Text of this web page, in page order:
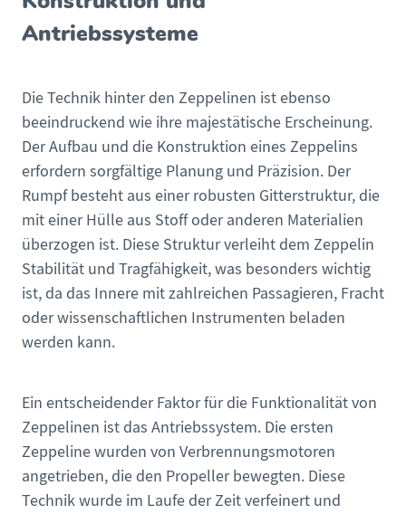
Antriebssysteme
Die Technik hinter den Zeppelinen ist ebenso
beeindruckend wie ihre majestätische Erscheinung.
Der Aufbau und die Konstruktion eines Zeppelins
erfordern sorgfältige Planung und Präzision. Der
Rumpf besteht aus einer robusten Gitterstruktur, die
mit einer Hülle aus Stoff oder anderen Materialien
überzogen ist. Diese Struktur verleiht dem Zeppelin
Stabilität und Tragfähigkeit, was besonders wichtig
ist, da das Innere mit zahlreichen Passagieren, Fracht
oder wissenschaftlichen Instrumenten beladen
werden kann.
Ein entscheidender Faktor für die Funktionalität von
Zeppelinen ist das Antriebssystem. Die ersten
Zeppeline wurden von Verbrennungsmotoren
angetrieben, die den Propeller bewegten. Diese
Technik wurde im Laufe der Zeit verfeinert und